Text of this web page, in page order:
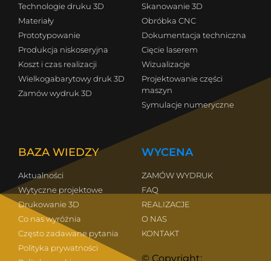
Technologie druku 3D
Materiały
Prototypowanie
Produkcja niskoseryjna
Koszt i czas realizacji
Wielkogabarytowy druk 3D
Zamów wydruk 3D
Skanowanie 3D
Obróbka CNC
Dokumentacja techniczna
Cięcie laserem
Wizualizacje
Projektowanie części
maszyn
Symulacje numeryczne
BAZA WIEDZY
Aktualności
Wytyczne projektowe
Drukowanie 3D
Co nas wyróżnia
Często zadawane pytania
Polityka prywatności
WYCENA
ZAMÓW WYDRUK
FAQ
REALIZACJE
O NAS
KONTAKT
© Copyright: